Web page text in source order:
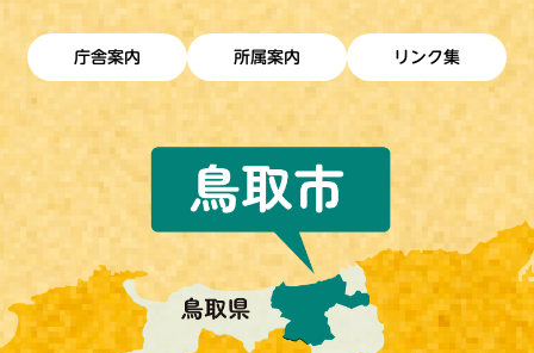
庁舎案内 所属案内 リンク集